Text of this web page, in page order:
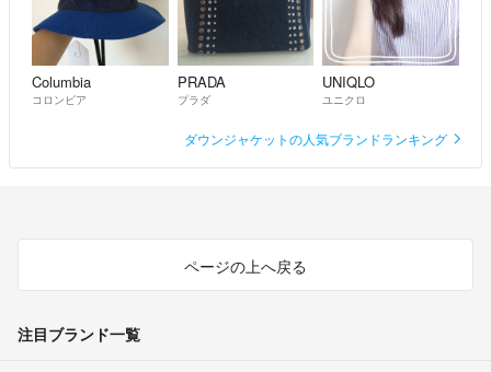
Columbia
コロンビア
PRADA
プラダ
UNIQLO
ユニクロ
ダウンジャケットの人気ブランドランキング
ページの上へ戻る
注目ブランド一覧